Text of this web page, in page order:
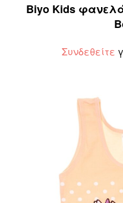
Biyo Kids
Συνδεθείτε